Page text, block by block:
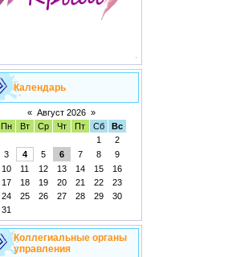
Календарь
« Август 2026 »
Пн
Вт Ср Чт Пт Сб
Вс
1
2
3
4 5 6 7 8
9
10
11 12 13 14 15
16
17
18 19 20 21 22
23
24
25 26 27 28 29
30
31
Коллегиальные органы
управления